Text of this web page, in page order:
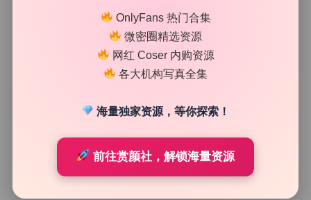
COS美图精选
Xiaoying小樱 写真合集10套高清大图无水印资源持续更
OnlyFans 热门合集
微密圈精选资源
网红 Coser 内购资源
各大机构写真全集
海量独家资源，等你探索！
前往赏颜社，解锁海量资源